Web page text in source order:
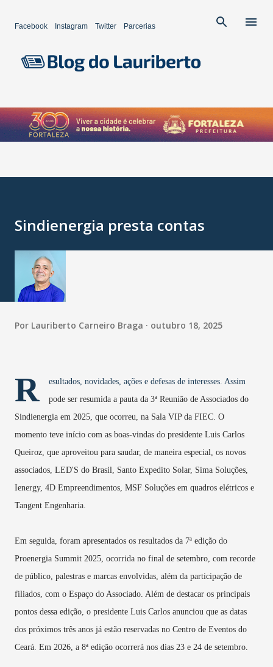
Facebook Instagram Twitter Parcerias
Sindienergia presta contas
Por Lauriberto Carneiro Braga outubro 18, 2025
R
esultados, novidades, ações e defesas de interesses. Assim
pode ser resumida a pauta da 3ª Reunião de Associados do
Sindienergia em 2025, que ocorreu, na Sala VIP da FIEC. O
momento teve início com as boas-vindas do presidente Luis Carlos
Queiroz, que aproveitou para saudar, de maneira especial, os novos
associados, LED'S do Brasil, Santo Expedito Solar, Sima Soluções,
Ienergy, 4D Empreendimentos, MSF Soluções em quadros elétricos e
Tangent Engenharia.
Em seguida, foram apresentados os resultados da 7ª edição do
Proenergia Summit 2025, ocorrida no final de setembro, com recorde
de público, palestras e marcas envolvidas, além da participação de
filiados, com o Espaço do Associado. Além de destacar os principais
pontos dessa edição, o presidente Luis Carlos anunciou que as datas
dos próximos três anos já estão reservadas no Centro de Eventos do
Ceará. Em 2026, a 8ª edição ocorrerá nos dias 23 e 24 de setembro.